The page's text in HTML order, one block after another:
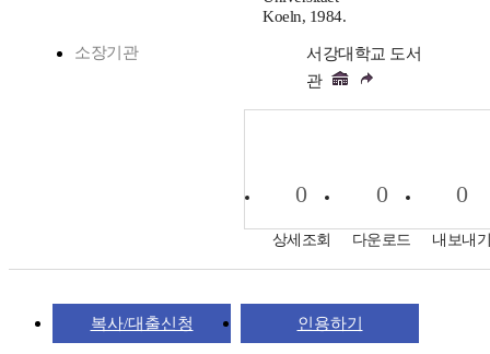
Koeln, 1984.
소장기관
서강대학교 도서
관
0
상세조회
0
다운로드
0
내보내
복사/대출신청 인용하기